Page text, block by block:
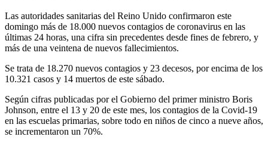
Las autoridades sanitarias del Reino Unido confirmaron este
domingo más de 18.000 nuevos contagios de coronavirus en las
últimas 24 horas, una cifra sin precedentes desde fines de febrero, y
más de una veintena de nuevos fallecimientos.
Se trata de 18.270 nuevos contagios y 23 decesos, por encima de los
10.321 casos y 14 muertos de este sábado.
Según cifras publicadas por el Gobierno del primer ministro Boris
Johnson, entre el 13 y 20 de este mes, los contagios de la Covid-19
en las escuelas primarias, sobre todo en niños de cinco a nueve años,
se incrementaron un 70%.